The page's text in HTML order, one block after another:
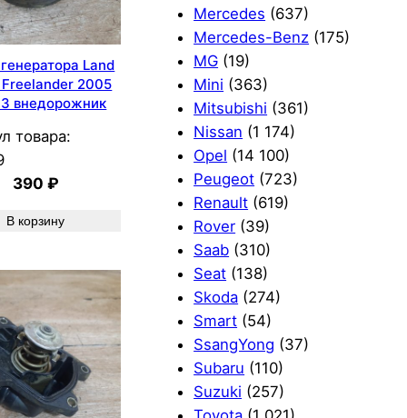
Land
2005
внедорожник
товара:
390 ₽
В корзину
Mercedes (637)
Mercedes-Benz (175)
MG (19)
Mini (363)
Mitsubishi (361)
Nissan (1 174)
Opel (14 100)
Peugeot (723)
Renault (619)
Rover (39)
Saab (310)
Seat (138)
Skoda (274)
Smart (54)
SsangYong (37)
Subaru (110)
Suzuki (257)